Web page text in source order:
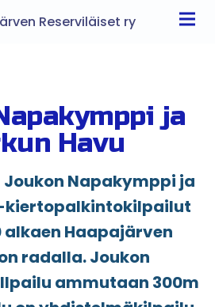
Reserviläiset ry
ja
Havu
Napakymppi ja
kiertopalkintokilpailut
alkaen Haapajärven
radalla. Joukon
ammutaan 300m